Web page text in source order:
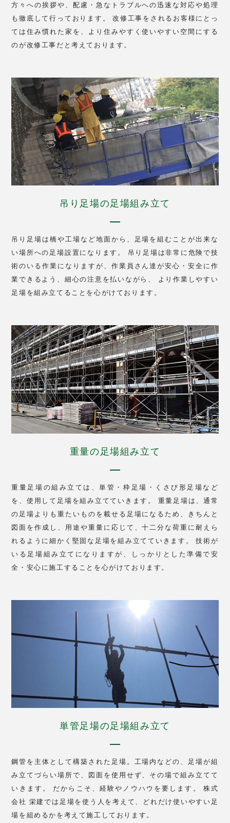
方々への挨拶や、配慮・急なトラブルへの迅速な対応や処理
も徹底して行っております。 改修工事をされるお客様にとっ
ては住み慣れた家を、より住みやすく使いやすい空間にする
のが改修工事だと考えております。
吊り足場の足場組み立て
吊り足場は橋や工場など地面から、足場を組むことが出来な
い場所への足場設置になります。 吊り足場は非常に危険で技
術のいる作業になりますが、作業員さん達が安心・安全に作
業できるよう、細心の注意を払いながら、 より作業しやすい
足場を組み立てることを心がけております。
重量の足場組み立て
重量足場の組み立ては、単管・枠足場・くさび形足場など
を、使用して足場を組み立てていきます。 重量足場は、通常
の足場よりも重たいものを載せる足場になるため、きちんと
図面を作成し、用途や重量に応じて、十二分な荷重に耐えら
れるように細かく堅固な足場を組み立てていきます。 技術が
いる足場組み立てになりますが、しっかりとした準備で安
全・安心に施工することを心がけております。
単管足場の足場組み立て
鋼管を主体として構築された足場。工場内などの、足場が組
み立てづらい場所で、図面を使用せず、その場で組み立てて
いきます。 だからこそ、経験やノウハウを要します。 株式
会社 栄建では足場を使う人を考えて、どれだけ使いやすい足
場を組めるかを考えて施工しております。